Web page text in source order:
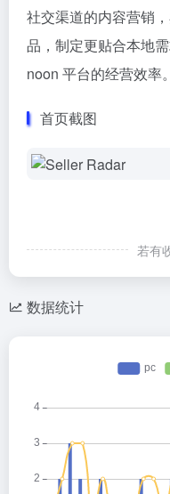
社交渠道的内容营销
品，制定更贴合本地
noon 平台的经营效率。
首页截图
若有
数据统计